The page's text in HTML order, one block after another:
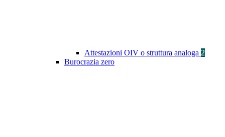
Attestazioni OIV o struttura analoga 2
Burocrazia zero